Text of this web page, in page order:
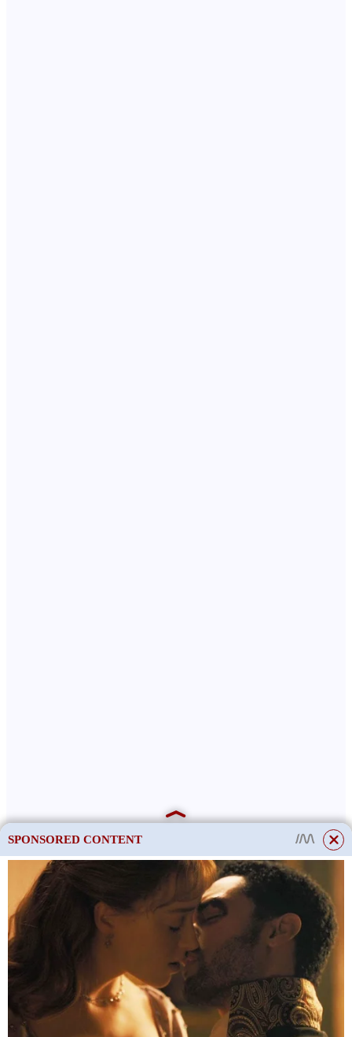
This site uses cookies to store data. By continuing to use the site, you consent
to the use of these files.
OK
SPONSORED CONTENT